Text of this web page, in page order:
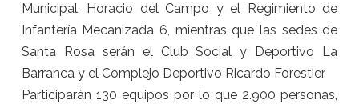
Municipal, Horacio del Campo y el Regimiento de
Infantería Mecanizada 6, mientras que las sedes de
Santa Rosa serán el Club Social y Deportivo La
Barranca y el Complejo Deportivo Ricardo Forestier.
Participarán 130 equipos por lo que 2.900 personas,